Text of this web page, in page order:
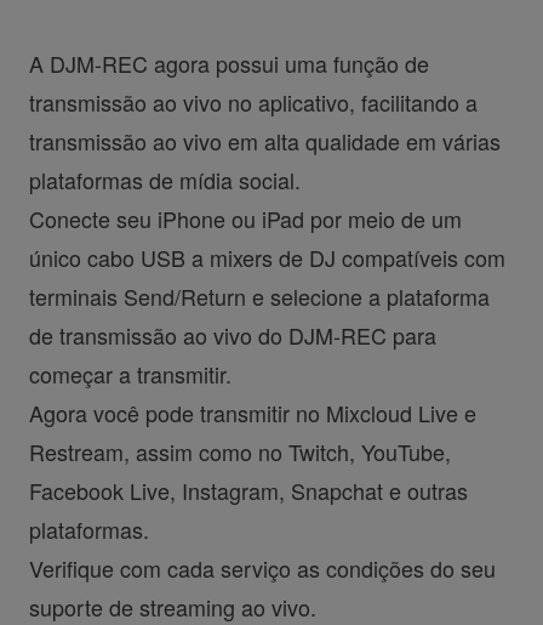
A DJM-REC agora possui uma função de
transmissão ao vivo no aplicativo, facilitando a
transmissão ao vivo em alta qualidade em várias
plataformas de mídia social.
Conecte seu iPhone ou iPad por meio de um
único cabo USB a mixers de DJ compatíveis com
terminais Send/Return e selecione a plataforma
de transmissão ao vivo do DJM-REC para
começar a transmitir.
Agora você pode transmitir no Mixcloud Live e
Restream, assim como no Twitch, YouTube,
Facebook Live, Instagram, Snapchat e outras
plataformas.
Verifique com cada serviço as condições do seu
suporte de streaming ao vivo.